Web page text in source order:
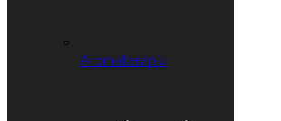
Aromaterapia